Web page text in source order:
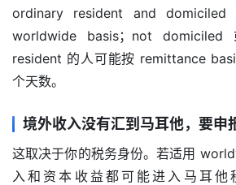
ordinary resident and
worldwide basis；not
resident 的人可能按 remittance
个天数。
境外收入没有汇到马耳他，要申
这取决于你的税务身份。若适用
入和资本收益都可能进入马耳他